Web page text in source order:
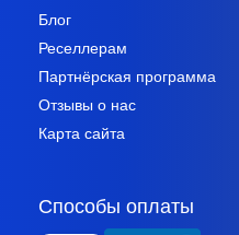
Блог
Реселлерам
Партнёрская программа
Отзывы о нас
Карта сайта
Способы оплаты